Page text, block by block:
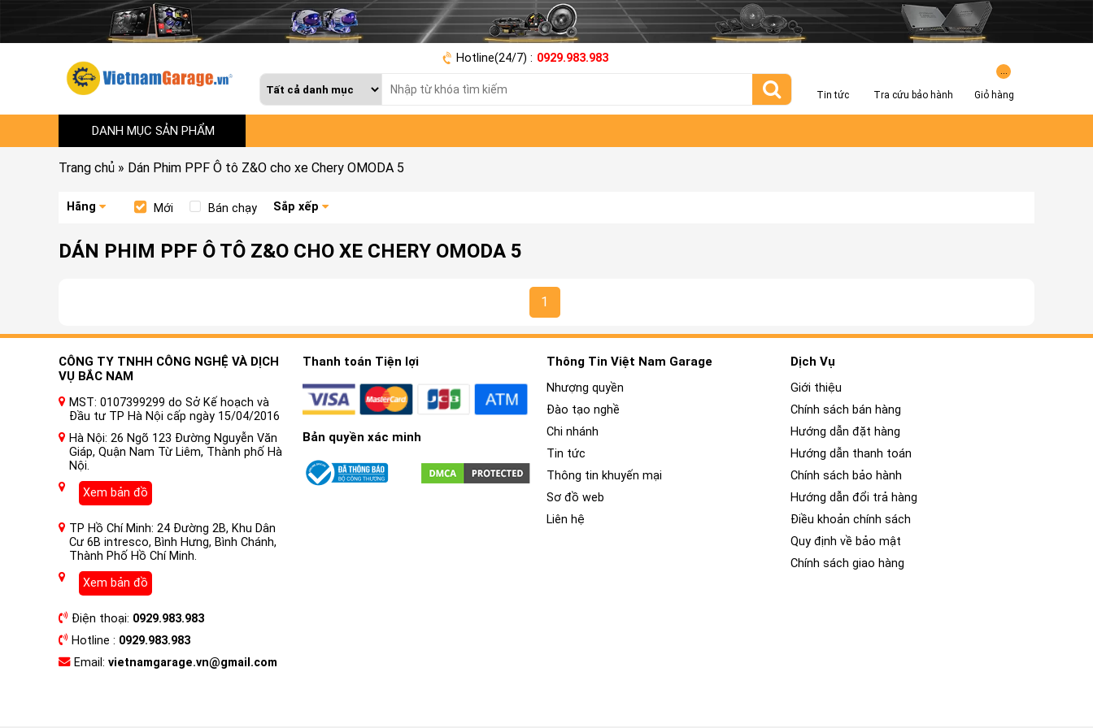
Hotline(24/7) : 0929.983.983
Tin tức Tra cứu bảo hành Giỏ hàng
DANH MỤC SẢN PHẨM
Trang chủ » Dán Phim PPF Ô tô Z&O cho xe Chery OMODA 5
Hãng Mới Bán chạy Sắp xếp
DÁN PHIM PPF Ô TÔ Z&O CHO XE CHERY OMODA 5
1
CÔNG TY TNHH CÔNG NGHỆ VÀ DỊCH
VỤ BẮC NAM
MST: 0107399299 do Sở Kế hoạch và
Đầu tư TP Hà Nội cấp ngày 15/04/2016
Hà Nội: 26 Ngõ 123 Đường Nguyễn Văn
Giáp, Quận Nam Từ Liêm, Thành phố Hà
Nội.
Xem bản đồ
TP Hồ Chí Minh: 24 Đường 2B, Khu Dân
Cư 6B intresco, Bình Hưng, Bình Chánh,
Thành Phố Hồ Chí Minh.
Xem bản đồ
Điện thoại: 0929.983.983
Hotline : 0929.983.983
Email: vietnamgarage.vn@gmail.com
Thanh toán Tiện lợi
Bản quyền xác minh
Thông Tin Việt Nam Garage
Nhượng quyền
Đào tạo nghề
Chi nhánh
Tin tức
Thông tin khuyến mại
Sơ đồ web
Liên hệ
Dịch Vụ
Giới thiệu
Chính sách bán hàng
Hướng dẫn đặt hàng
Hướng dẫn thanh toán
Chính sách bảo hành
Hướng dẫn đổi trả hàng
Điều khoản chính sách
Quy định về bảo mật
Chính sách giao hàng